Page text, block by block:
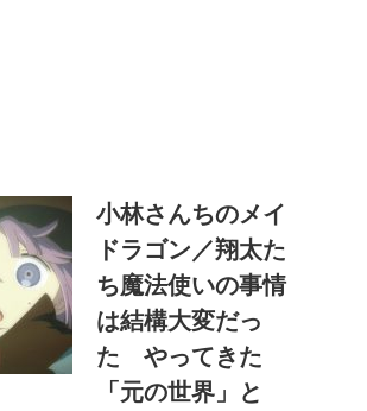
小林さんちのメイ
ドラゴン／翔太た
ち魔法使いの事情
は結構大変だっ
た やってきた
「元の世界」と